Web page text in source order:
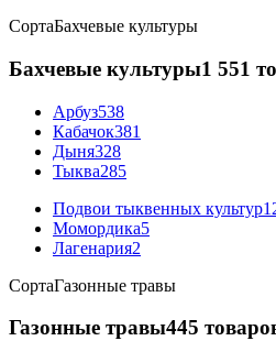
СортаБахчевые культуры
Бахчевые культуры1 551
Арбуз538
Кабачок381
Дыня328
Тыква285
Подвои тыквенных культур
Момордика5
Лагенария2
СортаГазонные травы
Газонные травы445